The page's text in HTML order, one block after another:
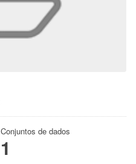
Conjuntos de dados
1